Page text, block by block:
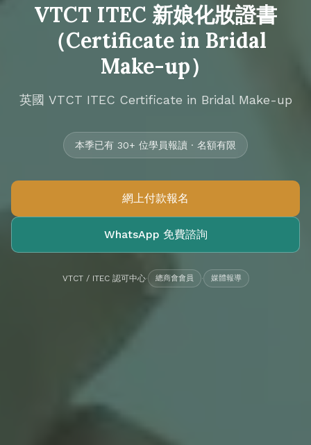
VTCT ITEC 新娘化妝證書
（Certificate in Bridal
Make-up）
英國 VTCT ITEC Certificate in Bridal Make-up
本季已有 30+ 位學員報讀 · 名額有限
網上付款報名
WhatsApp 免費諮詢
VTCT / ITEC 認可中心· 總商會會員 · 媒體報導